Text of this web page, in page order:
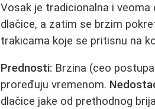
Vosak je tradicionalna i
dlačice, a zatim se brzim
trakicama koje se pritisnu na
Prednosti: Brzina (ceo
proređuju vremenom.
dlačice jake od prethodnog